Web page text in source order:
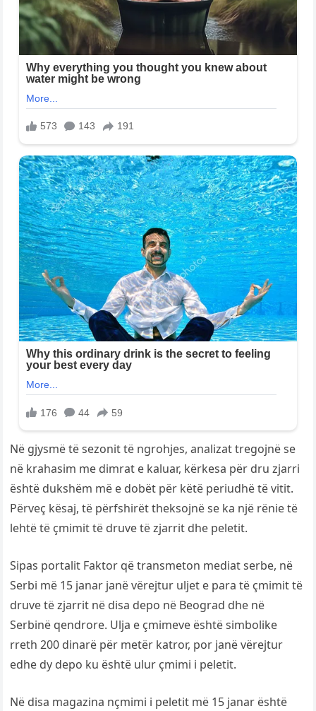
Në gjysmë të sezonit të ngrohjes, analizat tregojnë se
në krahasim me dimrat e kaluar, kërkesa për dru zjarri
është dukshëm më e dobët për këtë periudhë të vitit.
Përveç kësaj, të përfshirët theksojnë se ka një rënie të
lehtë të çmimit të druve të zjarrit dhe peletit.
Sipas portalit Faktor që transmeton mediat serbe, në
Serbi më 15 janar janë vërejtur uljet e para të çmimit të
druve të zjarrit në disa depo në Beograd dhe në
Serbinë qendrore. Ulja e çmimeve është simbolike
rreth 200 dinarë për metër katror, ​​por janë vërejtur
edhe dy depo ku është ulur çmimi i peletit.
Në disa magazina nçmimi i peletit më 15 janar është